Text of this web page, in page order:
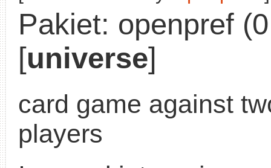
Pakiet: openpref
[universe]
card game against
players